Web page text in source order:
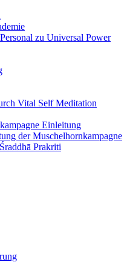
zu Universal Power
Vital Self Meditation
Einleitung
der Muschelhornkampagne
Prakriti